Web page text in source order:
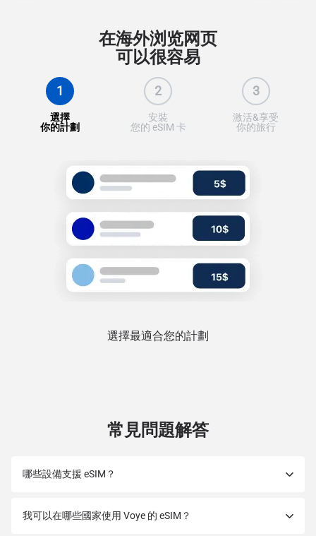
在海外浏览网页
可以很容易
1
選擇
你的計劃
2
安裝
您的 eSIM 卡
3
激活&享受
你的旅行
選擇最適合您的計劃
常見問題解答
哪些設備支援 eSIM？
我可以在哪些國家使用 Voye 的 eSIM？